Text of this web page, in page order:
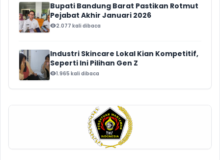
Bupati Bandung Barat Pastikan Rotmut
Pejabat Akhir Januari 2026
2.077 kali dibaca
Industri Skincare Lokal Kian Kompetitif,
Seperti Ini Pilihan Gen Z
1.965 kali dibaca